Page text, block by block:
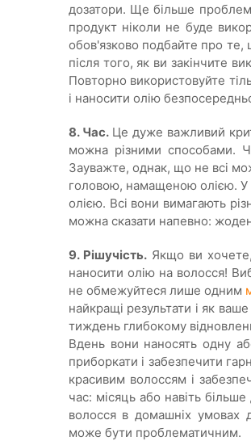
дозатори. Ще більше
продукт ніколи не буде
обов'язково подбайте про
після того, як ви закінчите
Повторно використовуйте
і наносити олію
8. Час.Це дуже важливий
можна різними способами.
Зауважте, однак, що не всі
головою, намащеною олією. У
олією. Всі вони вимагають
можна сказати напевно:
9. Рішучість.Якщо ви хочете,
наносити олію на волосся!
не обмежуйтеся лише одним
найкращі результати і як
тиждень глибокому
Вдень вони наносять одну
приборкати і забезпечити
красивим волоссям і
час: місяць або навіть
волосся в домашніх умовах
може бути проблематичним.